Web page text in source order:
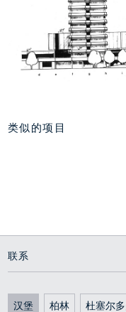
类似的项目
联系
汉堡 柏林 杜塞尔